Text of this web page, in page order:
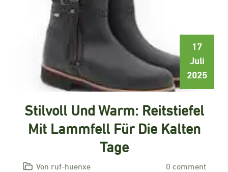
17
Juli
2025
Stilvoll Und Warm: Reitstiefel
Mit Lammfell Für Die Kalten
Tage
Von ruf-huenxe
0 comment